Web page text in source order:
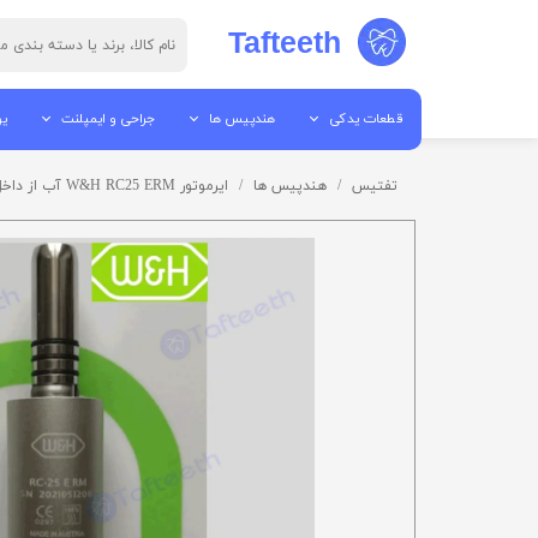
Tafteeth
قطعات یدکی
قطعات هندپیس
ابزار تعمیرات
هندپیس ها
جرم گیر
پوآر
هندپیس مستقیم
جراحی و ایمپلنت
پیزو سرجری
الکترو سرجری
میکروموتور ها
موتور ایمپلنت / موتور جراحی
تفتیس هندپیس ها ایرموتور W&H RC25 ERM آب از داخل W&H Air motor RC25 ERM Internal Water